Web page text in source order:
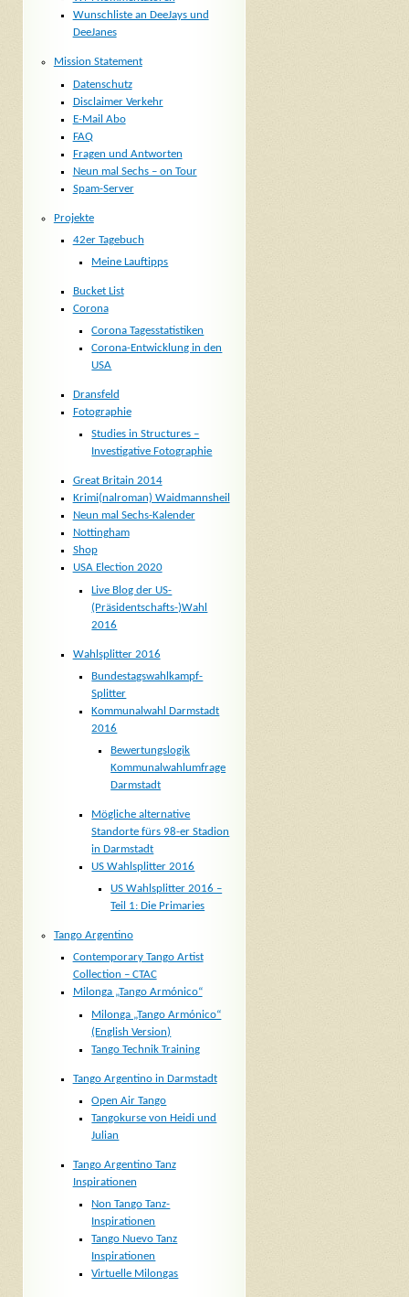
Wunschliste an DeeJays und
DeeJanes
Mission Statement
Datenschutz
Disclaimer Verkehr
E-Mail Abo
FAQ
Fragen und Antworten
Neun mal Sechs – on Tour
Spam-Server
Projekte
42er Tagebuch
Meine Lauftipps
Bucket List
Corona
Corona Tagesstatistiken
Corona-Entwicklung in den
USA
Dransfeld
Fotographie
Studies in Structures –
Investigative Fotographie
Great Britain 2014
Krimi(nalroman) Waidmannsheil
Neun mal Sechs-Kalender
Nottingham
Shop
USA Election 2020
Live Blog der US-
(Präsidentschafts-)Wahl
2016
Wahlsplitter 2016
Bundestagswahlkampf-
Splitter
Kommunalwahl Darmstadt
2016
Bewertungslogik
Kommunalwahlumfrage
Darmstadt
Mögliche alternative
Standorte fürs 98-er Stadion
in Darmstadt
US Wahlsplitter 2016
US Wahlsplitter 2016 –
Teil 1: Die Primaries
Tango Argentino
Contemporary Tango Artist
Collection – CTAC
Milonga „Tango Armónico“
Milonga „Tango Armónico“
(English Version)
Tango Technik Training
Tango Argentino in Darmstadt
Open Air Tango
Tangokurse von Heidi und
Julian
Tango Argentino Tanz
Inspirationen
Non Tango Tanz-
Inspirationen
Tango Nuevo Tanz
Inspirationen
Virtuelle Milongas